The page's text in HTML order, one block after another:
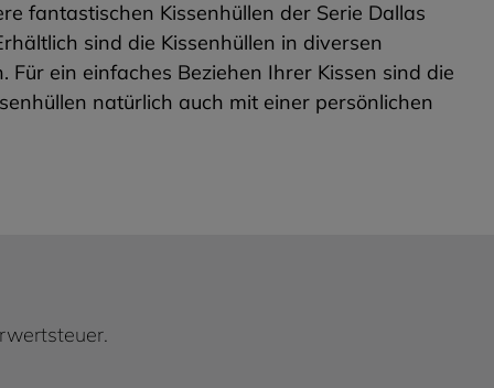
fantastischen Kissenhüllen der Serie Dallas
sind die Kissenhüllen in diversen
ein einfaches Beziehen Ihrer Kissen sind die
natürlich auch mit einer persönlichen